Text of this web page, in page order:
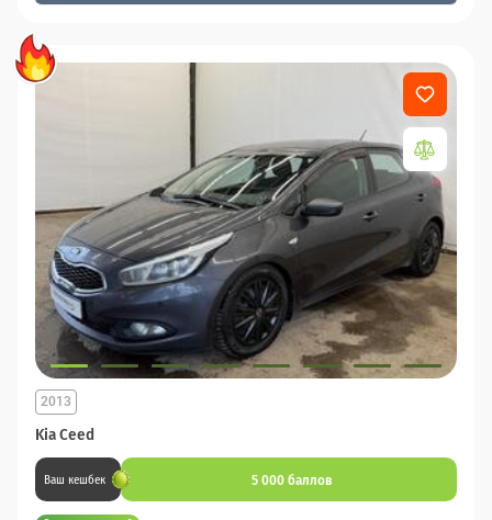
Kia Ceed
2013
Ваш кешбек 5 000 баллов